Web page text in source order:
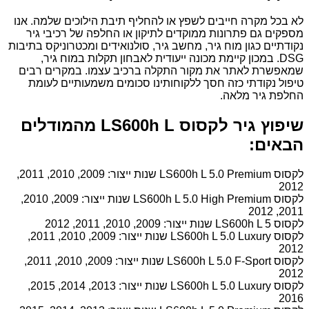
לא בכל מקרה חייבים לשפץ או להחליף תיבת הילוכים שלמה. אנו
מספקים גם פתרונות ממוקדים לתיקון או החלפה של רכיבי גיר
נקודתיים כגון מוח גיר, מחשב גיר, סולנואידים ומכטרוניקס בתיבות
DSG. במכון קיימת מכונה ייעודית לאבחון תקלות במוח גיר,
שמאפשרת לאתר את מקור התקלה ברכיב עצמו. במקרים רבים
טיפול נקודתי כזה חסך ללקוחותינו סכומים משמעותיים לעומת
החלפת גיר מלאה.
שיפוץ גיר לקסוס LS600h L מהמודלים
הבאים:
לקסוס LS600h L 5.0 Premium שנות ייצור: 2009, 2010, 2011,
2012
לקסוס LS600h L 5.0 High Premium שנות ייצור: 2009, 2010,
2011, 2012
לקסוס LS600h L 5 שנות ייצור: 2009, 2010, 2011, 2012
לקסוס LS600h L 5.0 Luxury שנות ייצור: 2009, 2010, 2011,
2012
לקסוס LS600h L 5.0 F-Sport שנות ייצור: 2009, 2010, 2011,
2012
לקסוס LS600h L 5.0 Luxury שנות ייצור: 2013, 2014, 2015,
2016